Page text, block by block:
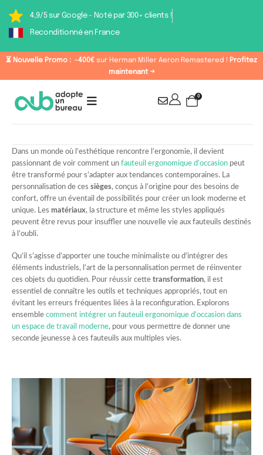
4,9/5 sur Google - Noté par 300+ clients !
Reconditionné en France
⏳ Nouvelle Promo : -400€ sur Herman Miller Aeron Remastered ! Profitez
maintenant →
0
Dans un monde où l’esthétique rencontre l’ergonomie, il devient
passionnant de voir comment un fauteuil ergonomique d’occasion peut
être transformé pour s’adapter aux tendances contemporaines. La
personnalisation de ces sièges, conçus à l’origine pour des besoins de
confort, offre un éventail de possibilités pour créer un look moderne et
unique. Les matériaux, la structure et même les styles appliqués
peuvent être revus pour insuffler une nouvelle vie aux fauteuils destinés
à l’oubli.
Qu’il s’agisse d’apporter une touche minimaliste ou d’intégrer des
éléments industriels, l’art de la personnalisation permet de réinventer
ces objets du quotidien. Pour réussir cette transformation, il est
essentiel de connaître les outils et techniques appropriés, tout en
évitant les erreurs fréquentes liées à la reconfiguration. Explorons
ensemble comment intégrer un fauteuil ergonomique d’occasion dans
un espace de travail moderne, pour vous permettre de donner une
seconde jeunesse à ces fauteuils aux multiples vies.